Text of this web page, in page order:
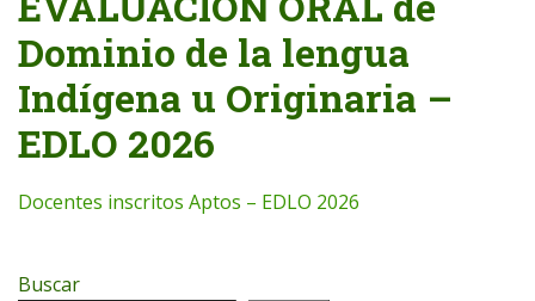
Dominio de la lengua
Indígena u Originaria –
EDLO 2026
Docentes inscritos Aptos – EDLO 2026
Buscar